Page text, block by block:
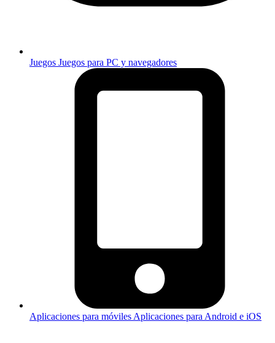
Juegos Juegos para PC y navegadores
Aplicaciones para móviles Aplicaciones para Android e iOS